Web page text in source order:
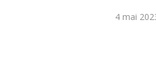
4 mai